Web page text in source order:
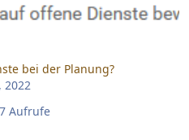
bei der Planung?
2022
Aufrufe